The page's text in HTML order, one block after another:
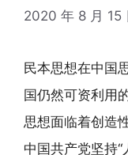
2020 年 8 月 15
民本思想在中国
国仍然可资利用
思想面临着创造
中国共产党坚持